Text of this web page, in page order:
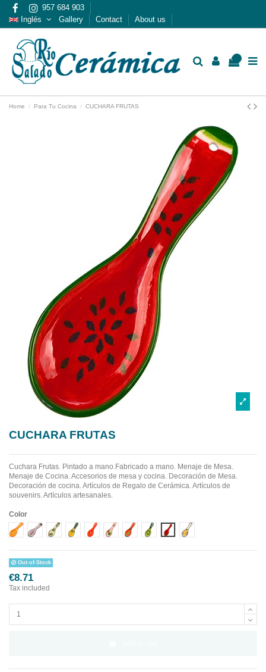
957 684 903
Inglés
Gallery Contact About us
Home Para Tu Cocina CUCHARA FRUTAS
CUCHARA FRUTAS
Cuchara Frutas. Pintado a mano.Fabricado a mano. Menaje de Mesa.
Menaje de Cocina. Accesorios de mesa y cocina. Decoración de Mesa.
Decoración de cocina. Artículos de Regalo de Cerámica. Artículos de
souvenirs. Artículos artesanales.
Color
Diseño 1Diseño 10Diseño 2Diseño 3Diseño 4Diseño 5Diseño 6Diseño 7Diseño 8Diseño 9
Out-of-Stock
€8.71
Tax included